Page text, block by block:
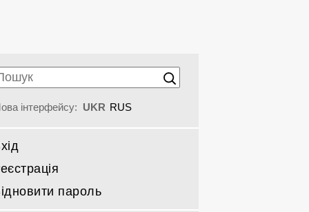
інтерфейсу: UKR RUS
пароль